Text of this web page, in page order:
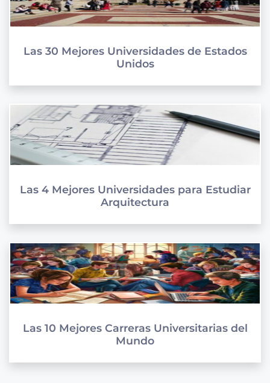
Las 30 Mejores Universidades de Estados
Unidos
Las 4 Mejores Universidades para Estudiar
Arquitectura
Las 10 Mejores Carreras Universitarias del
Mundo